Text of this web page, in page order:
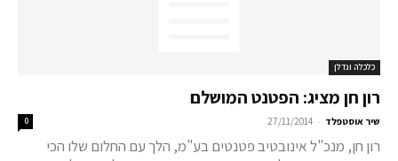
כלכלה ונדלן
רון חן מציג: הפטנט המושלם
שיר אוסטפלד -
27/11/2014
0
רון חן, מנכ"ל אינובטיב פטנטים בע"מ, הלך עם החלום שלו הכי